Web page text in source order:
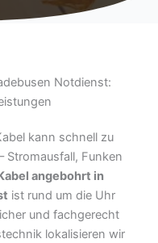
Notdienst:
kann schnell zu
Stromausfall, Funken
angebohrt in
ist rund um die Uhr
und fachgerecht
lokalisieren wir